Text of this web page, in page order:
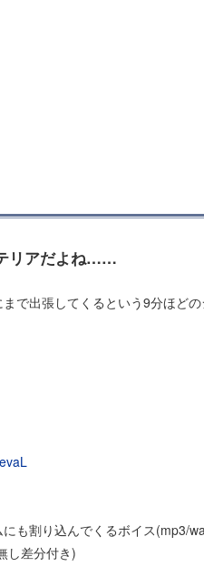
リアだよね……
で出張してくるという9分ほど
も割り込んでくるボイス(mp3/
し差分付き)